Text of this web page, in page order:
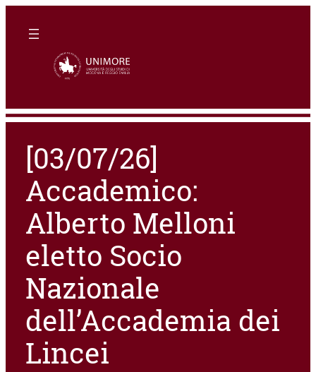
[03/07/26]
Accademico:
Alberto Melloni
eletto Socio
Nazionale
dell’Accademia dei
Lincei